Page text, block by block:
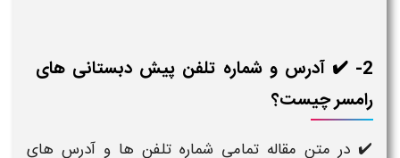
2- ✔️ آدرس و شماره تلفن پیش دبستانی های
رامسر چیست؟
✔️ در متن مقاله تمامی شماره تلفن ها و آدرس های